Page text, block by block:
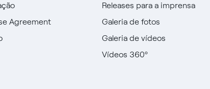
Agreement
Releases para a imprensa
Galeria de fotos
Galeria de vídeos
Vídeos 360º